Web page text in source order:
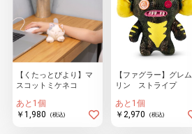
【くたっとびより】マ
スコットミケネコ
あと1個
￥1,980
(税込)
【ファグラー】グレム
リン ストライプ
あと1個
￥2,970
(税込)